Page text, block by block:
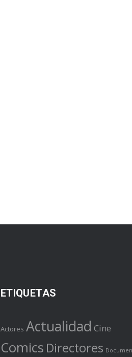
ETIQUETAS
Actores Actualidad Cine
Comics Directores